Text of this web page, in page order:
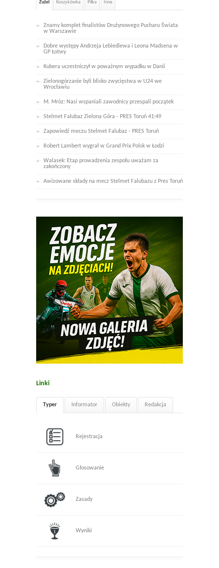
Żużel Koszykówka Piłka Inne
Znamy komplet finalistów Drużynowego Pucharu Świata
w Warszawie
Dobre występy Andrzeja Lebiediewa i Leona Madsena w
GP Łotwy
Kubera uczestniczył w poważnym wypadku w Danii
Zielonogórzanie byli blisko zwycięstwa w U24 we
Wrocławiu
M. Mróz: Nasi wspaniali zawodnicy przespali początek
Stelmet Falubaz Zielona Góra - PRES Toruń 41:49
Zapowiedź meczu Stelmet Falubaz - PRES Toruń
Robert Lambert wygrał w Grand Prix Polsk w Łodzi
Walasek: Etap prowadzenia zespołu uważam za
zakończony
Awizowane składy na mecz Stelmet Falubazu z Pres Toruń
Linki
Typer Informator Obiekty Redakcja
Rejestracja
Głosowanie
Zasady
Wyniki